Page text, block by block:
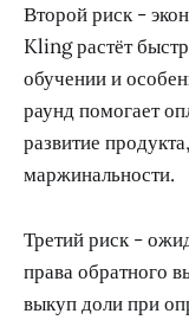
Второй риск -
Kling растёт
обучении и
раунд помогает
развитие
маржинальности.
Третий риск -
права обратного
выкуп доли при